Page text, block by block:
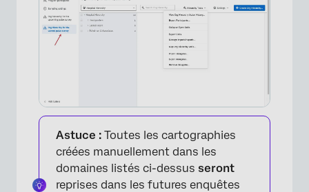
Astuce : Toutes les cartographies
créées manuellement dans les
domaines listés ci-dessus seront
reprises dans les futures enquêtes